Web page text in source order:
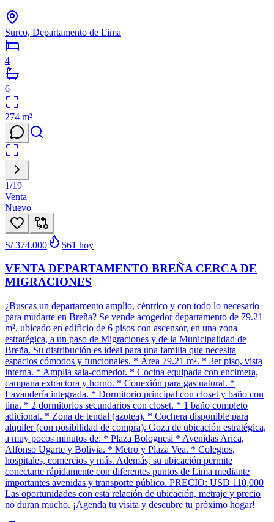
Surco, Departamento de Lima
4
6
274 m²
1/19
Venta
Nuevo
S/ 374.000 561 hoy
VENTA DEPARTAMENTO BREÑA CERCA DE
MIGRACIONES
¿Buscas un departamento amplio, céntrico y con todo lo necesario
para mudarte en Breña? Se vende acogedor departamento de 79.21
m², ubicado en edificio de 6 pisos con ascensor, en una zona
estratégica, a un paso de Migraciones y de la Municipalidad de
Breña. Su distribución es ideal para una familia que necesita
espacios cómodos y funcionales. * Área 79.21 m². * 3er piso, vista
interna. * Amplia sala-comedor. * Cocina equipada con encimera,
campana extractora y horno. * Conexión para gas natural. *
Lavandería integrada. * Dormitorio principal con closet y baño con
tina. * 2 dormitorios secundarios con closet. * 1 baño completo
adicional. * Zona de tendal (azotea). * Cochera disponible para
alquiler (con posibilidad de compra). Goza de ubicación estratégica,
a muy pocos minutos de: * Plaza Bolognesi * Avenidas Arica,
Alfonso Ugarte y Bolivia. * Metro y Plaza Vea. * Colegios,
hospitales, comercios y más. Además, su ubicación permite
conectarte rápidamente con diferentes puntos de Lima mediante
importantes avenidas y transporte público. PRECIO: USD 110,000
Las oportunidades con esta relación de ubicación, metraje y precio
no duran mucho. ¡Agenda tu visita y descubre tu próximo hogar!